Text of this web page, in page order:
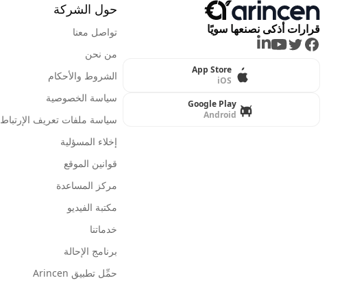
قرارات أذكى نصنعها سويًا
Facebook
Twitter
Youtube
LinkedIn
App Store
iOS
Google Play
Android
حول الشركة
تواصل معنا
من نحن
الشروط والأحكام
سياسة الخصوصية
سياسة ملفات تعريف الإرتباط
إخلاء المسؤلية
قوانين الموقع
مركز المساعدة
مكتبة الفيديو
خدماتنا
برنامج الإحالة
حمِّل تطبيق Arincen